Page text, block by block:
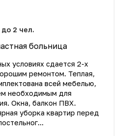
до 2 чел.
больница
условиях сдается 2-х
ремонтом. Теплая,
всей мебелью,
необходимым для
Окна, балкон ПВХ.
уборка квартир перед